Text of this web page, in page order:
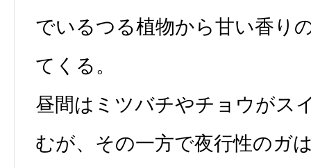
でいるつる植物から甘い香り
てくる。
昼間はミツバチやチョウがス
むが、その一方で夜行性のガ